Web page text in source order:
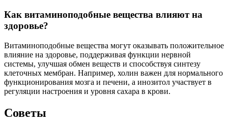
Как витаминоподобные вещества влияют на
здоровье?
Витаминоподобные вещества могут оказывать положительное
влияние на здоровье, поддерживая функции нервной
системы, улучшая обмен веществ и способствуя синтезу
клеточных мембран. Например, холин важен для нормального
функционирования мозга и печени, а инозитол участвует в
регуляции настроения и уровня сахара в крови.
Советы